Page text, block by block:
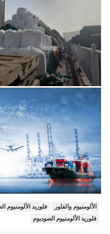
الألومنيوم والفلور
فلوريد الألومنيوم
فلوريد الألومنيوم الصوديوم